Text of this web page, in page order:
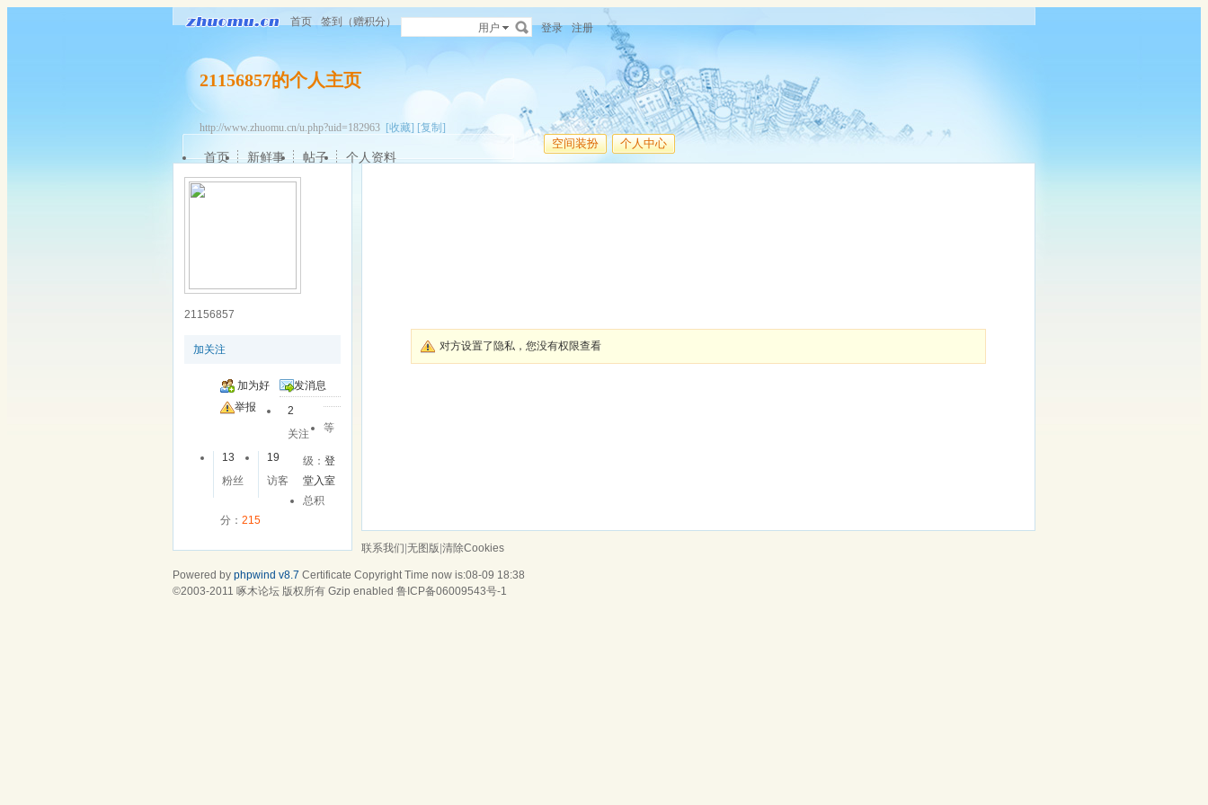
首页 签到（赠积分） 用户 登录 注册
21156857的个人主页
http://www.zhuomu.cn/u.php?uid=182963 [收藏] [复制]
空间装扮 个人中心
首页 新鲜事 帖子 个人资料
21156857
加关注
加为好
友
发消息
举报
2
关注
13
粉丝
19
访客
等
级：登
堂入室
总积
分： 215
对方设置了隐私，您没有权限查看
联系我们 无图版 清除Cookies
Powered by phpwind v8.7 Certificate Copyright Time now is:08-09 18:38
©2003-2011 啄木论坛 版权所有 Gzip enabled 鲁ICP备06009543号-1